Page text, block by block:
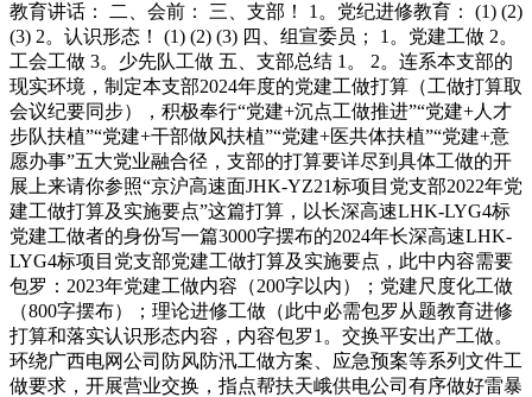
教育讲话： 二、会前： 三、支部！ 1。党纪进修教育： (1) (2)
(3) 2。认识形态！ (1) (2) (3) 四、组宣委员； 1。党建工做 2。
工会工做 3。少先队工做 五、支部总结 1。 2。连系本支部的
现实环境，制定本支部2024年度的党建工做打算（工做打算取
会议纪要同步），积极奉行“党建+沉点工做推进”“党建+人才
步队扶植”“党建+干部做风扶植”“党建+医共体扶植”“党建+意
愿办事”五大党业融合径，支部的打算要详尽到具体工做的开
展上来请你参照“京沪高速面JHK-YZ21标项目党支部2022年党
建工做打算及实施要点”这篇打算，以长深高速LHK-LYG4标
党建工做者的身份写一篇3000字摆布的2024年长深高速LHK-
LYG4标项目党支部党建工做打算及实施要点，此中内容需要
包罗：2023年党建工做内容（200字以内）；党建尺度化工做
（800字摆布）；理论进修工做（此中必需包罗从题教育进修
打算和落实认识形态内容，内容包罗1。交换平安出产工做。
环绕广西电网公司防风防汛工做方案、应急预案等系列文件工
做要求，开展营业交换，指点帮扶天峨供电公司有序做好雷暴